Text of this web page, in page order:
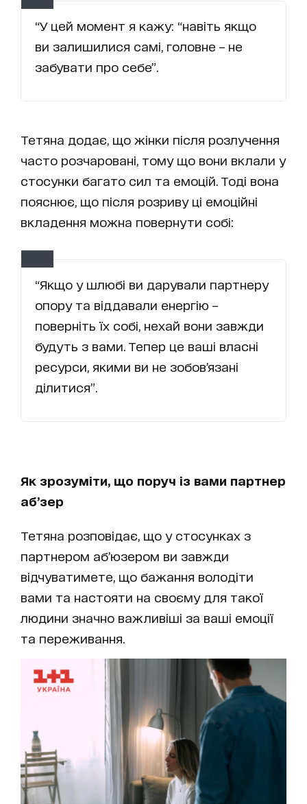
“У цей момент я кажу: “навіть якщо
ви залишилися самі, головне – не
забувати про себе”.
Тетяна додає, що жінки після розлучення
часто розчаровані, тому що вони вклали у
стосунки багато сил та емоцій. Тоді вона
пояснює, що після розриву ці емоційні
вкладення можна повернути собі:
“Якщо у шлюбі ви дарували партнеру
опору та віддавали енергію –
поверніть їх собі, нехай вони завжди
будуть з вами. Тепер це ваші власні
ресурси, якими ви не зобов’язані
ділитися”.
Як зрозуміти, що поруч із вами партнер
аб’зер
Тетяна розповідає, що у стосунках з
партнером аб’юзером ви завжди
відчуватимете, що бажання володіти
вами та настояти на своєму для такої
людини значно важливіші за ваші емоції
та переживання.